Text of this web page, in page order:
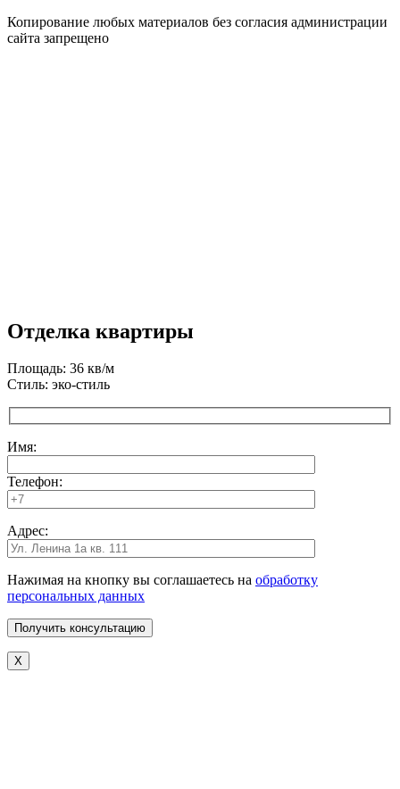
Копирование любых материалов без согласия администрации
сайта запрещено
Отделка квартиры
Площадь: 36 кв/м
Стиль: эко-стиль
Имя:
Телефон:
Адрес:
Нажимая на кнопку вы соглашаетесь на обработку
персональных данных
X